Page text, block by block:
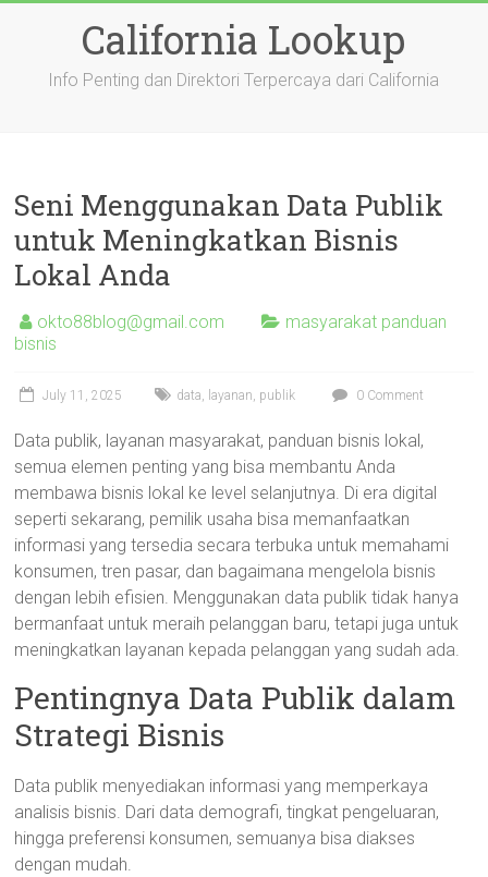
California Lookup
Info Penting dan Direktori Terpercaya dari California
Seni Menggunakan Data Publik
untuk Meningkatkan Bisnis
Lokal Anda
okto88blog@gmail.com
masyarakat panduan
bisnis
July 11, 2025 data, layanan, publik 0 Comment
Data publik, layanan masyarakat, panduan bisnis lokal,
semua elemen penting yang bisa membantu Anda
membawa bisnis lokal ke level selanjutnya. Di era digital
seperti sekarang, pemilik usaha bisa memanfaatkan
informasi yang tersedia secara terbuka untuk memahami
konsumen, tren pasar, dan bagaimana mengelola bisnis
dengan lebih efisien. Menggunakan data publik tidak hanya
bermanfaat untuk meraih pelanggan baru, tetapi juga untuk
meningkatkan layanan kepada pelanggan yang sudah ada.
Pentingnya Data Publik dalam
Strategi Bisnis
Data publik menyediakan informasi yang memperkaya
analisis bisnis. Dari data demografi, tingkat pengeluaran,
hingga preferensi konsumen, semuanya bisa diakses
dengan mudah.